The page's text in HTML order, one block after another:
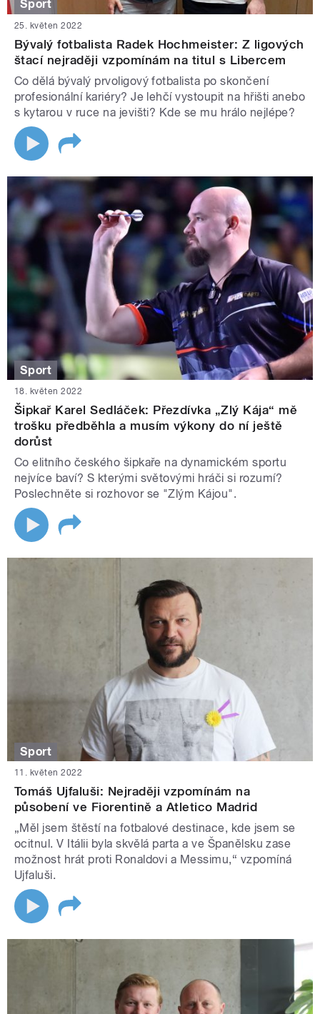
Sport
25. květen 2022
Bývalý fotbalista Radek Hochmeister: Z ligových
štací nejraději vzpomínám na titul s Libercem
Co dělá bývalý prvoligový fotbalista po skončení
profesionální kariéry? Je lehčí vystoupit na hřišti anebo
s kytarou v ruce na jevišti? Kde se mu hrálo nejlépe?
Sport
18. květen 2022
Šipkař Karel Sedláček: Přezdívka „Zlý Kája“ mě
trošku předběhla a musím výkony do ní ještě
dorůst
Co elitního českého šipkaře na dynamickém sportu
nejvíce baví? S kterými světovými hráči si rozumí?
Poslechněte si rozhovor se "Zlým Kájou".
Sport
11. květen 2022
Tomáš Ujfaluši: Nejraději vzpomínám na
působení ve Fiorentině a Atletico Madrid
„Měl jsem štěstí na fotbalové destinace, kde jsem se
ocitnul. V Itálii byla skvělá parta a ve Španělsku zase
možnost hrát proti Ronaldovi a Messimu,“ vzpomíná
Ujfaluši.